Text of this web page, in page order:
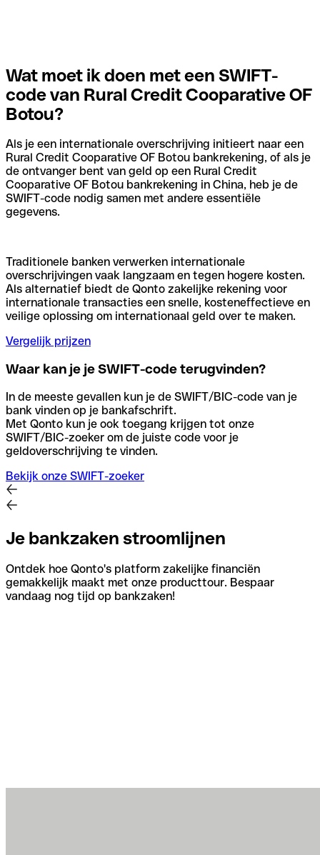
Wat moet ik doen met een SWIFT-
code van Rural Credit Cooparative OF
Botou?
Als je een internationale overschrijving initieert naar een
Rural Credit Cooparative OF Botou bankrekening, of als je
de ontvanger bent van geld op een Rural Credit
Cooparative OF Botou bankrekening in China, heb je de
SWIFT-code nodig samen met andere essentiële
gegevens.
Traditionele banken verwerken internationale
overschrijvingen vaak langzaam en tegen hogere kosten.
Als alternatief biedt de Qonto zakelijke rekening voor
internationale transacties een snelle, kosteneffectieve en
veilige oplossing om internationaal geld over te maken.
Vergelijk prijzen
Waar kan je je SWIFT-code terugvinden?
In de meeste gevallen kun je de SWIFT/BIC-code van je
bank vinden op je bankafschrift.
Met Qonto kun je ook toegang krijgen tot onze
SWIFT/BIC-zoeker om de juiste code voor je
geldoverschrijving te vinden.
Bekijk onze SWIFT-zoeker
Je bankzaken stroomlijnen
Ontdek hoe Qonto's platform zakelijke financiën
gemakkelijk maakt met onze producttour. Bespaar
vandaag nog tijd op bankzaken!